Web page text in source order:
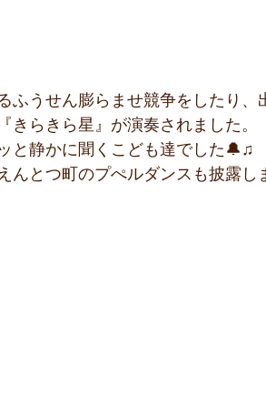
ふうせん膨らませ競争をしたり
きらきら星』が演奏されました。
と静かに聞くこども達でした🔔♫
んとつ町のプぺルダンスも披露